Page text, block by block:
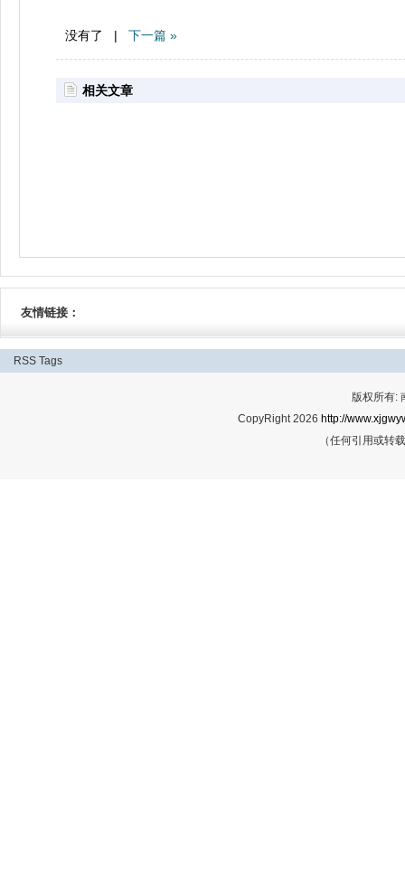
没有了 | 下一篇 »
相关文章
友情链接：
RSS Tags
版权所有:
CopyRight 2026 http://
（任何引用或转